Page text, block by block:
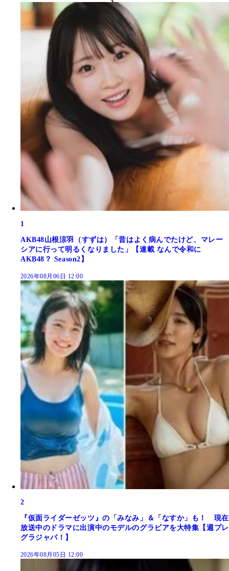
1
AKB48山根涼羽（すずは）「昔はよく病んでたけど、マレー
シアに行って明るくなりました」【連載 なんで令和に
AKB48？ Season2】
2026年08月06日 12:00
2
『仮面ライダーゼッツ』の「みなみ」＆「なすか」も！ 現在
放送中のドラマに出演中のモデルのグラビアを大特集【週プレ
グラジャパ！】
2026年08月05日 12:00